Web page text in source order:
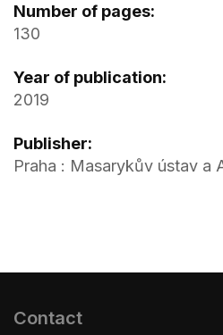
Number of pages:
130
Year of publication:
2019
Publisher:
Praha : Masarykův ústav a
Contact